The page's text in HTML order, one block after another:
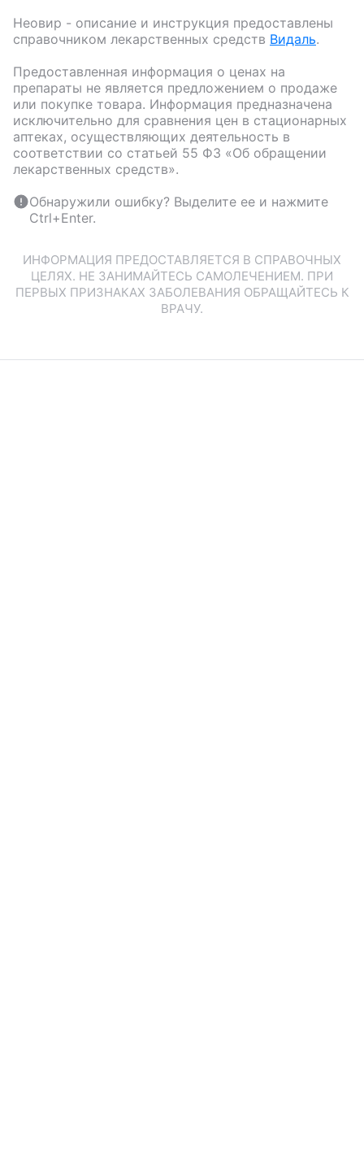
Неовир - описание и инструкция предоставлены
справочником лекарственных средств Видаль.
Предоставленная информация о ценах на
препараты не является предложением о продаже
или покупке товара. Информация предназначена
исключительно для сравнения цен в стационарных
аптеках, осуществляющих деятельность в
соответствии со статьей 55 ФЗ «Об обращении
лекарственных средств».
Обнаружили ошибку? Выделите ее и нажмите
Ctrl+Enter.
ИНФОРМАЦИЯ ПРЕДОСТАВЛЯЕТСЯ В СПРАВОЧНЫХ
ЦЕЛЯХ. НЕ ЗАНИМАЙТЕСЬ САМОЛЕЧЕНИЕМ. ПРИ
ПЕРВЫХ ПРИЗНАКАХ ЗАБОЛЕВАНИЯ ОБРАЩАЙТЕСЬ К
ВРАЧУ.